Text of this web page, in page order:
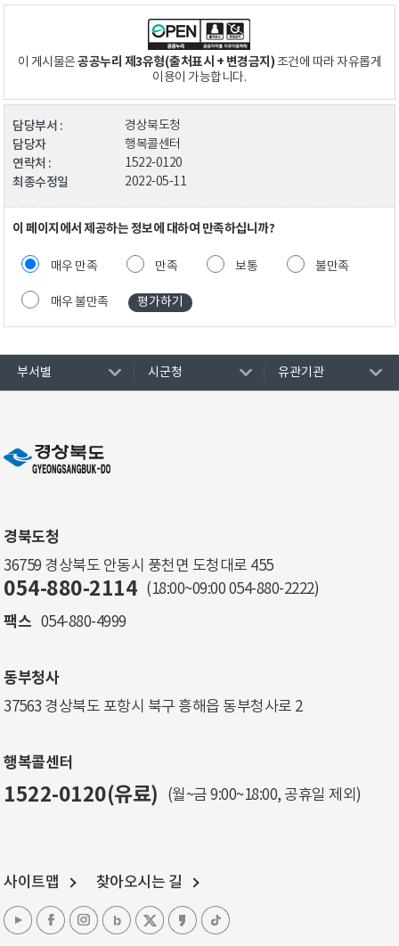
이 게시물은공공누리 제3유형(출처표시 + 변경금지)조건에 따라 자유롭게
이용이 가능합니다.
담당부서 : 경상북도청
담당자 행복콜센터
연락처 : 1522-0120
최종수정일 2022-05-11
이 페이지에서 제공하는 정보에 대하여 만족하십니까?
매우 만족 만족 보통 불만족
매우 불만족
부서별 시군청 유관기관
경북도청
36759 경상북도 안동시 풍천면 도청대로 455
054-880-2114 (18:00~09:00 054-880-2222)
팩스 054-880-4999
동부청사
37563 경상북도 포항시 북구 흥해읍 동부청사로 2
행복콜센터
1522-0120(유료) (월~금 9:00~18:00, 공휴일 제외)
사이트맵 찾아오시는 길